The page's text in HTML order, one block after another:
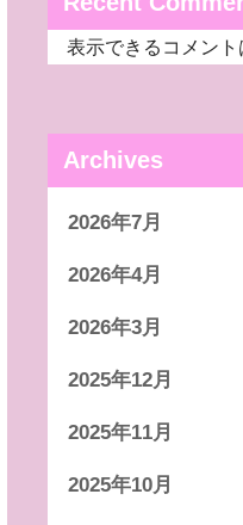
表示できるコメント
Archives
2026年7月
2026年4月
2026年3月
2025年12月
2025年11月
2025年10月